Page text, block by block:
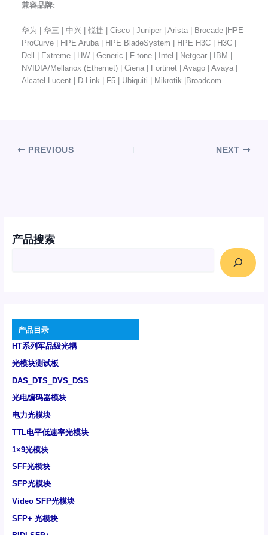
产品搜索
产品目录
HT系列军品级光耦
光模块测试板
DAS_DTS_DVS_DSS
光电编码器模块
电力光模块
TTL电平低速率光模块
1×9光模块
SFF光模块
SFP光模块
Video SFP光模块
SFP+ 光模块
兼容品牌:
华为 | 华三 | 中兴 | 锐捷 | Cisco | Juniper | Arista | Brocade |HPE
ProCurve | HPE Aruba | HPE BladeSystem | HPE H3C | H3C |
Dell | Extreme | HW | Generic | F-tone | Intel | Netgear | IBM |
NVIDIA/Mellanox (Ethernet) | Ciena | Fortinet | Avago | Avaya |
Alcatel-Lucent | D-Link | F5 | Ubiquiti | Mikrotik |Broadcom…..
PREVIOUS NEXT